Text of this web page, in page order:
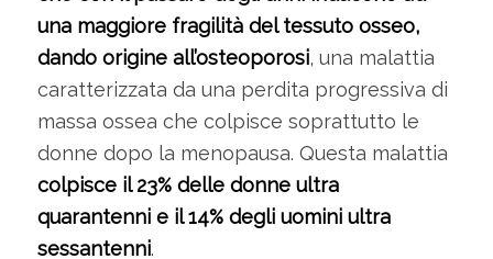
una maggiore fragilità del tessuto osseo,
dando origine all’osteoporosi, una malattia
caratterizzata da una perdita progressiva di
massa ossea che colpisce soprattutto le
donne dopo la menopausa. Questa malattia
colpisce il 23% delle donne ultra
quarantenni e il 14% degli uomini ultra
sessantenni.